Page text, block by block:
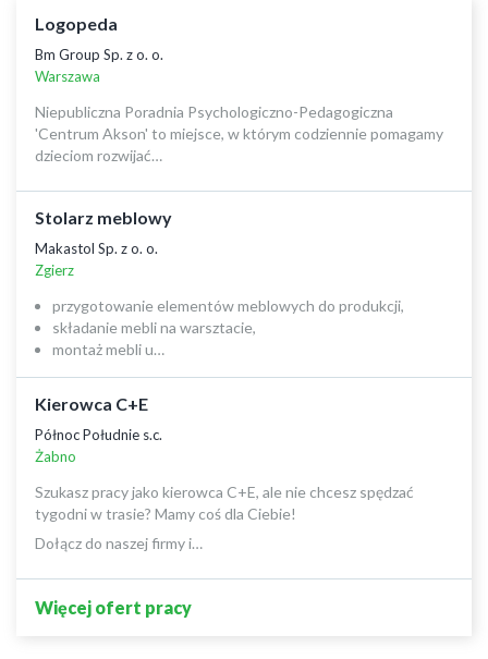
Logopeda
Bm Group Sp. z o. o.
Warszawa
Niepubliczna Poradnia Psychologiczno-Pedagogiczna
'Centrum Akson' to miejsce, w którym codziennie pomagamy
dzieciom rozwijać…
Stolarz meblowy
Makastol Sp. z o. o.
Zgierz
przygotowanie elementów meblowych do produkcji,
składanie mebli na warsztacie,
montaż mebli u…
Kierowca C+E
Północ Południe s.c.
Żabno
Szukasz pracy jako kierowca C+E, ale nie chcesz spędzać
tygodni w trasie? Mamy coś dla Ciebie!
Dołącz do naszej firmy i…
Więcej ofert pracy